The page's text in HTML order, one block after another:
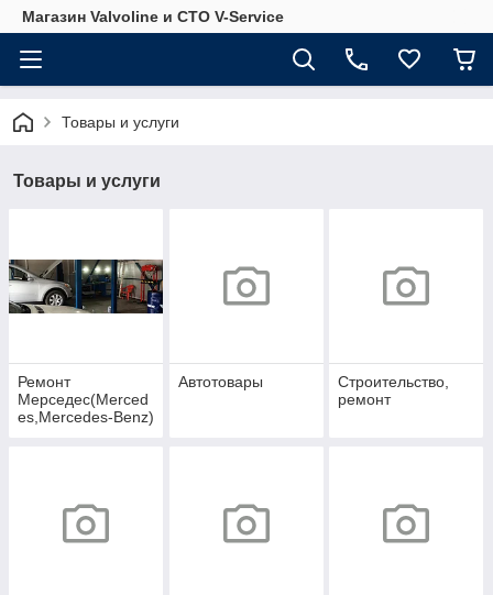
Магазин Valvoline и СТО V-Service
Товары и услуги
Товары и услуги
Ремонт
Мерседес(Merced
es,Mercedes-Benz)
Автотовары
Строительство,
ремонт